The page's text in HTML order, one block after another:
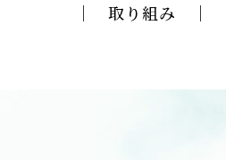
取り組み